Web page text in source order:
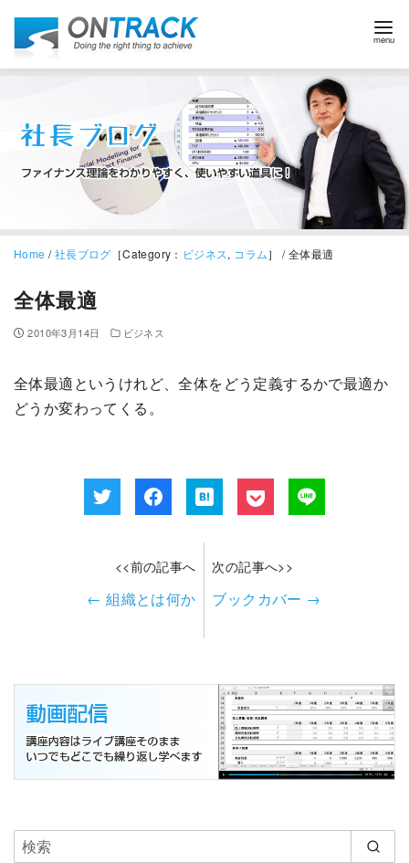
Home /社長ブログ ［Category： ビジネス, コラム］ / 全体最適
全体最適
2010年3月14日 ビジネス
全体最適というけれど、全体をどう定義するかで最適か
どうか変わってくる。
<<前の記事へ
← 組織とは何か
次の記事へ>>
ブックカバー →